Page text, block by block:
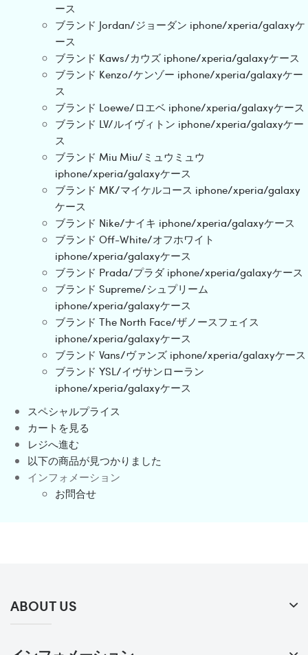
ース
ブランド Jordan/ジョーダン iphone/xperia/galaxyケ
ース
ブランド Kaws/カウズ iphone/xperia/galaxyケース
ブランド Kenzo/ケンゾー iphone/xperia/galaxyケー
ス
ブランド Loewe/ロエベ iphone/xperia/galaxyケース
ブランド LV/ルイヴィトン iphone/xperia/galaxyケー
ス
ブランド Miu Miu/ミュウミュウ
iphone/xperia/galaxyケース
ブランド MK/マイケルコース iphone/xperia/galaxy
ケース
ブランド Nike/ナイキ iphone/xperia/galaxyケース
ブランド Off-White/オフホワイト
iphone/xperia/galaxyケース
ブランド Prada/プラダ iphone/xperia/galaxyケース
ブランド Supreme/シュプリーム
iphone/xperia/galaxyケース
ブランド The North Face/ザノースフェイス
iphone/xperia/galaxyケース
ブランド Vans/ヴァンズ iphone/xperia/galaxyケース
ブランド YSL/イヴサンローラン
iphone/xperia/galaxyケース
スペシャルプライス
カートを見る
レジへ進む
以下の商品が見つかりました
インフォメーション
お問合せ
ABOUT US